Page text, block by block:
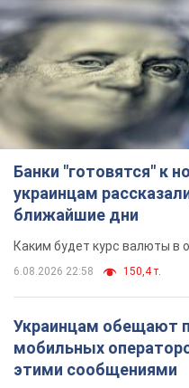
Банки "готовятся" к
украинцам
ближайшие дни
Каким будет курс валюты в
6.08.2026 22:58 150,4 т.
Украинцам обещают
мобильных
этими сообщениями